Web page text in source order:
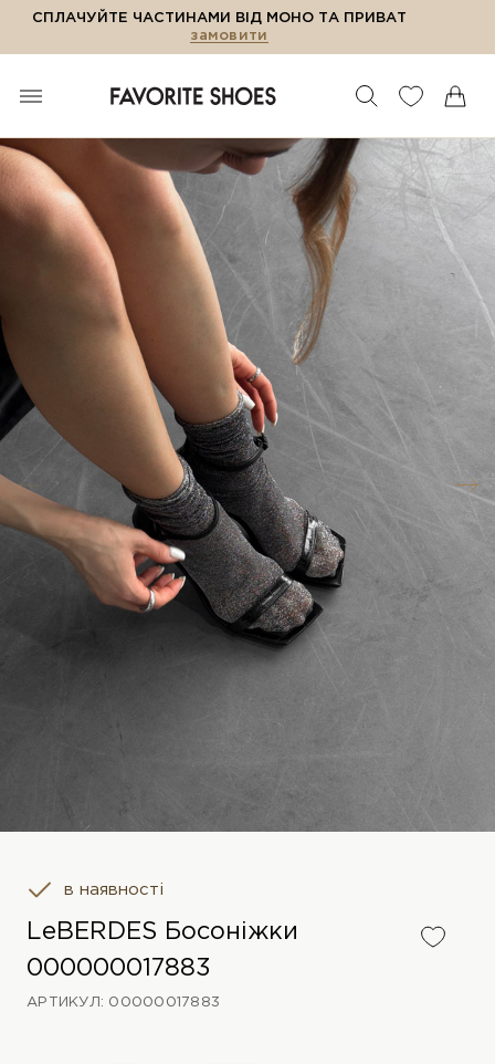
СПЛАЧУЙТЕ ЧАСТИНАМИ ВІД МОНО ТА ПРИВАТ
замовити
в наявності
LeBERDES Босоніжки
000000017883
АРТИКУЛ: 00000017883